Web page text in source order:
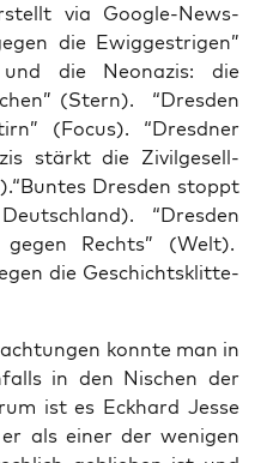
via Goog­le-News-
die Ewig­gest­ri­gen”
und die Neo­na­zis: die
(Stern). “Dres­den
(Focus). “Dresd­ner
stärkt die Zivil­ge­sell­
Dres­den stoppt
“Dres­den
Rechts” (Welt).
die Geschichts­klit­te­
konn­te man in
in den Nischen der
ist es Eck­hard Jes­se
als einer der weni­gen